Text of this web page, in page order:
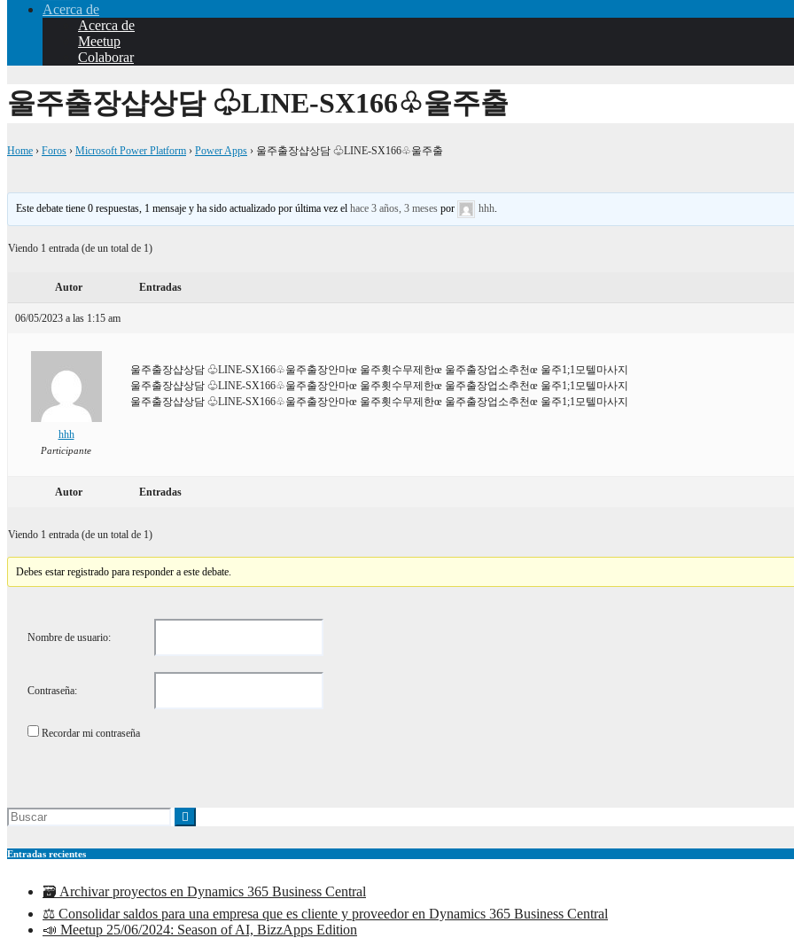
Acerca de
Acerca de
Meetup
Colaborar
울주출장샵상담 ♧LINE-SX166♧울주출
Home › Foros › Microsoft Power Platform › Power Apps › 울주출장샵상담 ♧LINE-SX166♧울주출
Este debate tiene 0 respuestas, 1 mensaje y ha sido actualizado por última vez elhace 3 años, 3 meses por hhh
Viendo 1 entrada (de un total de 1)
Autor Entradas
06/05/2023 a las 1:15 am
hhh
Participante
울주출장샵상담 ♧LINE-SX166♧울주출장안마œ 울주횟수무제한œ 울주출장업소추천œ 울주1;1모텔마사지
울주출장샵상담 ♧LINE-SX166♧울주출장안마œ 울주횟수무제한œ 울주출장업소추천œ 울주1;1모텔마사지
울주출장샵상담 ♧LINE-SX166♧울주출장안마œ 울주횟수무제한œ 울주출장업소추천œ 울주1;1모텔마사지
Autor Entradas
Viendo 1 entrada (de un total de 1)
Debes estar registrado para responder a este debate.
Nombre de usuario:
Contraseña:
Recordar mi contraseña
Entradas recientes
🗃️ Archivar proyectos en Dynamics 365 Business Central
⚖️ Consolidar saldos para una empresa que es cliente y proveedor en Dynamics 365 Business Central
📣 Meetup 25/06/2024: Season of AI, BizzApps Edition